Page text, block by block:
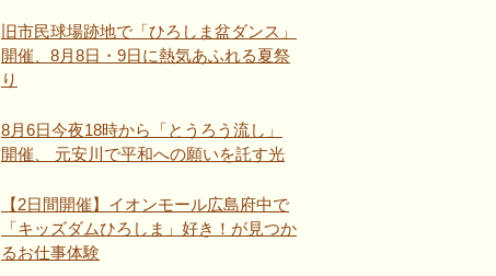
旧市民球場跡地で「ひろしま盆ダンス」
開催、8月8日・9日に熱気あふれる夏祭
り
8月6日今夜18時から「とうろう流し」
開催、 元安川で平和への願いを託す光
【2日間開催】イオンモール広島府中で
「キッズダムひろしま」好き！が見つか
るお仕事体験